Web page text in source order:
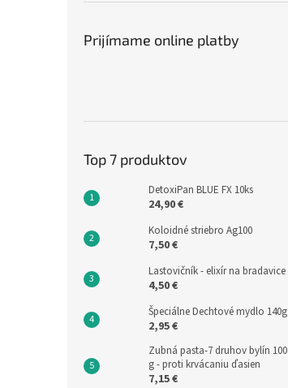
Prijímame online platby
Top 7 produktov
DetoxiPan BLUE FX 10ks
24,90 €
Koloidné striebro Ag100
7,50 €
Lastovičník - elixír na bradavice
4,50 €
Špeciálne Dechtové mydlo 140g
2,95 €
Zubná pasta-7 druhov bylín 100
g - proti krvácaniu ďasien
7,15 €